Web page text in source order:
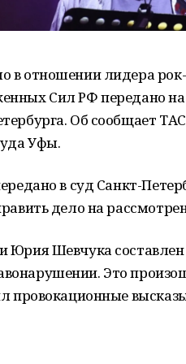
в отношении лидера
Сил РФ передано
Об сообщает
Уфы.
в суд Санкт-
дело на
Шевчука составлен
Это
провокационные